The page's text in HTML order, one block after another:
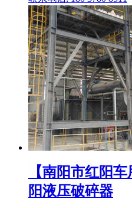
【南阳市红阳
阳液压破碎器